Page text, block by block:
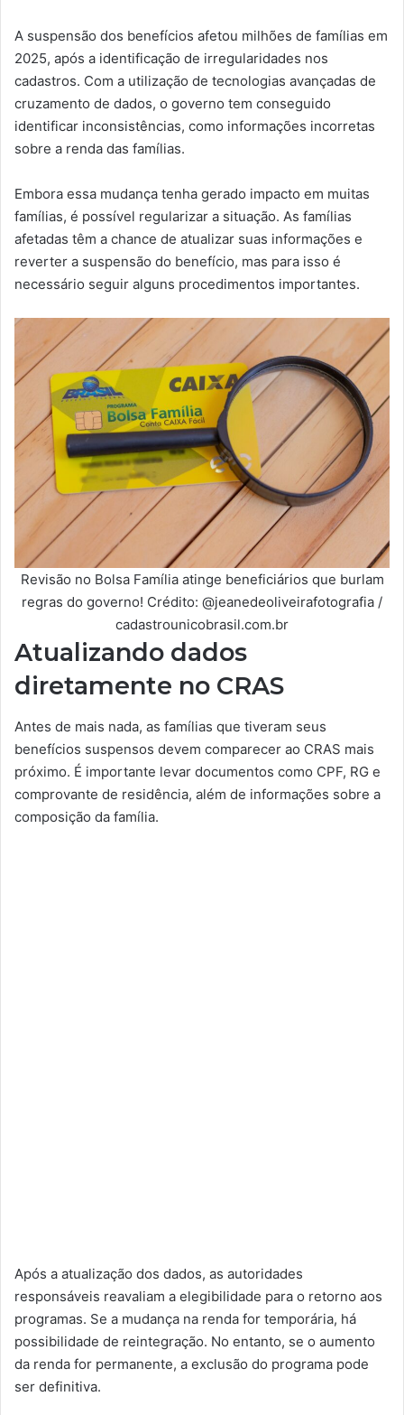
A suspensão dos benefícios afetou milhões de famílias em
2025, após a identificação de irregularidades nos
cadastros. Com a utilização de tecnologias avançadas de
cruzamento de dados, o governo tem conseguido
identificar inconsistências, como informações incorretas
sobre a renda das famílias.
Embora essa mudança tenha gerado impacto em muitas
famílias, é possível regularizar a situação. As famílias
afetadas têm a chance de atualizar suas informações e
reverter a suspensão do benefício, mas para isso é
necessário seguir alguns procedimentos importantes.
Revisão no Bolsa Família atinge beneficiários que burlam
regras do governo! Crédito: @jeanedeoliveirafotografia /
cadastrounicobrasil.com.br
Atualizando dados
diretamente no CRAS
Antes de mais nada, as famílias que tiveram seus
benefícios suspensos devem comparecer ao CRAS mais
próximo. É importante levar documentos como CPF, RG e
comprovante de residência, além de informações sobre a
composição da família.
Após a atualização dos dados, as autoridades
responsáveis reavaliam a elegibilidade para o retorno aos
programas. Se a mudança na renda for temporária, há
possibilidade de reintegração. No entanto, se o aumento
da renda for permanente, a exclusão do programa pode
ser definitiva.